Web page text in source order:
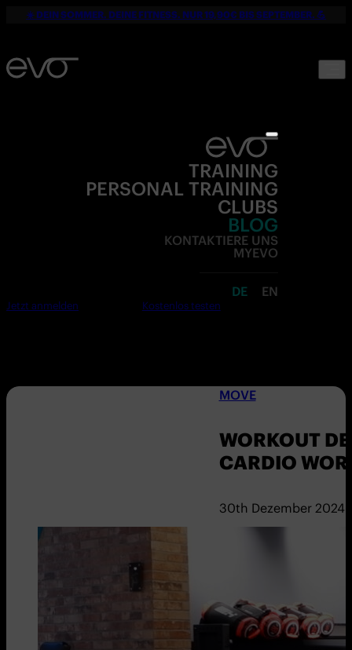
☀️ DEIN SOMMER. DEINE FITNESS. NUR 19,90€ BIS SEPTEMBER. 💪
TRAINING
PERSONAL TRAINING
CLUBS
BLOG
KONTAKTIERE UNS
MYEVO
DE EN
Jetzt anmelden Kostenlos testen
MOVE
WORKOUT
CARDIO
30th Dezember 2024